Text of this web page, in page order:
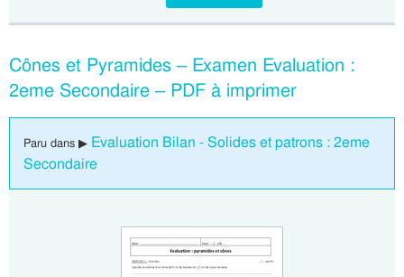
Cônes et Pyramides – Examen Evaluation :
2eme Secondaire – PDF à imprimer
Paru dans ▶ Evaluation Bilan - Solides et patrons : 2eme
Secondaire